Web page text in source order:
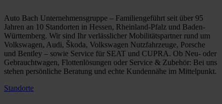
Auto Bach Unternehmensgruppe – Familiengeführt seit über 95
Jahren an 10 Standorten in Hessen, Rheinland-Pfalz und Baden-
Württemberg. Wir sind Ihr verlässlicher Mobilitätspartner rund um
Volkswagen, Audi, Škoda, Volkswagen Nutzfahrzeuge, Porsche
und Bentley – sowie Service für SEAT und CUPRA. Ob Neu- oder
Gebrauchtwagen, Flottenlösungen oder Service & Zubehör: Bei uns
stehen persönliche Beratung und echte Kundennähe im Mittelpunkt.
Standorte